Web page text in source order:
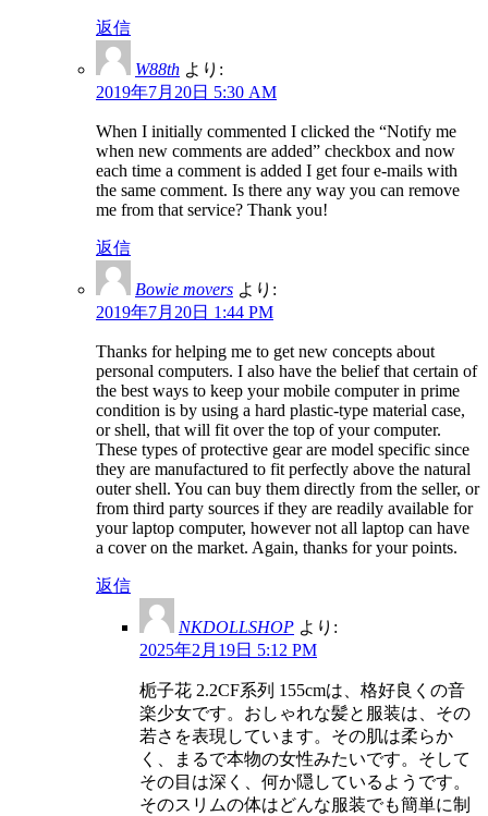
返信
W88th より:
2019年7月20日 5:30 AM
When I initially commented I clicked the “Notify me
when new comments are added” checkbox and now
each time a comment is added I get four e-mails with
the same comment. Is there any way you can remove
me from that service? Thank you!
返信
Bowie movers より:
2019年7月20日 1:44 PM
Thanks for helping me to get new concepts about
personal computers. I also have the belief that certain of
the best ways to keep your mobile computer in prime
condition is by using a hard plastic-type material case,
or shell, that will fit over the top of your computer.
These types of protective gear are model specific since
they are manufactured to fit perfectly above the natural
outer shell. You can buy them directly from the seller, or
from third party sources if they are readily available for
your laptop computer, however not all laptop can have
a cover on the market. Again, thanks for your points.
返信
NKDOLLSHOP より:
2025年2月19日 5:12 PM
栀子花 2.2CF系列 155cmは、格好良くの音
楽少女です。おしゃれな髪と服装は、その
若さを表現しています。その肌は柔らか
く、まるで本物の女性みたいです。そして
その目は深く、何か隠しているようです。
そのスリムの体はどんな服装でも簡単に制